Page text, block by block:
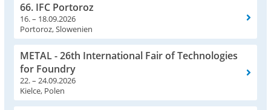
66. IFC Portoroz
16. – 18.09.2026
Portoroz, Slowenien
METAL - 26th International Fair of Technologies
for Foundry
22. – 24.09.2026
Kielce, Polen